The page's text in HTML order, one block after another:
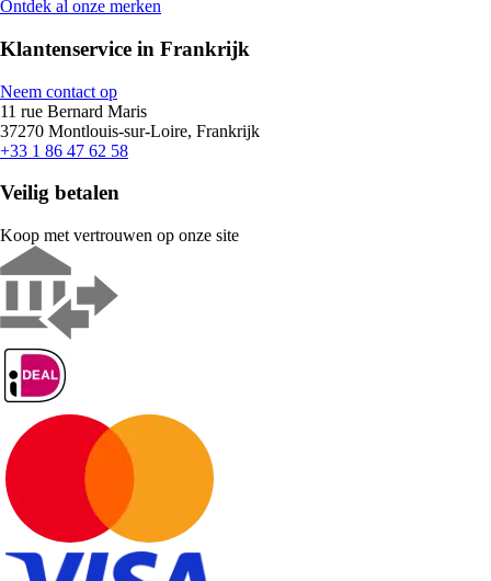
Ontdek al onze merken
Klantenservice in Frankrijk
Neem contact op
11 rue Bernard Maris
37270 Montlouis-sur-Loire, Frankrijk
+33 1 86 47 62 58
Veilig betalen
Koop met vertrouwen op onze site